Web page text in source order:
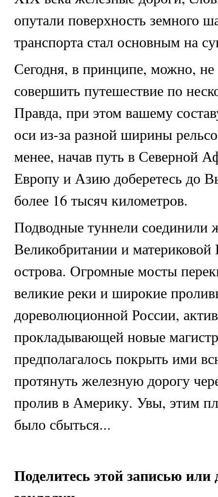
опутали поверхность земного
транспорта стал основным на
Сегодня, в принципе, можно, не
совершить путешествие по
Правда, при этом вашему
оси из-за разной ширины
менее, начав путь в Северной
Европу и Азию доберетесь до
более 16 тысяч километров.
Подводные туннели соединили
Великобритании и
острова. Огромные мосты
великие реки и широкие
дореволюционной России,
прокладывающей новые
предполагалось покрыть ими
протянуть железную дорогу
пролив в Америку. Увы, этим
было сбыться...
Поделитесь этой записью или